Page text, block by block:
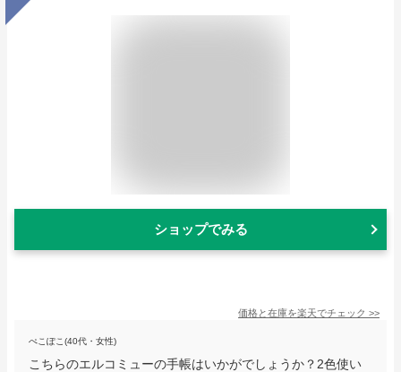
ショップでみる
価格と在庫を楽天でチェック >>
ぺこぽこ(40代・女性)
こちらのエルコミューの手帳はいかがでしょうか？2色使い